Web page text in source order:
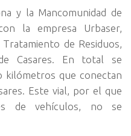
y la Mancomunidad de
la empresa Urbaser,
de Residuos,
Casares. En total se
kilómetros que conectan
Este vial, por el que
de vehículos, no se